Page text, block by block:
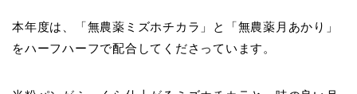
本年度は、「無農薬ミズホチカラ」と「無農薬月あかり」
をハーフハーフで配合してくださっています。